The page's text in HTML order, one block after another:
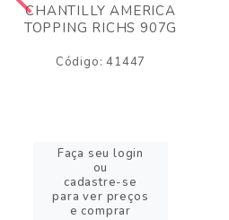
CHANTILLY AMERICA
TOPPING RICHS 907G
Código: 41447
Faça seu login
ou
cadastre-se
para ver preços
e comprar